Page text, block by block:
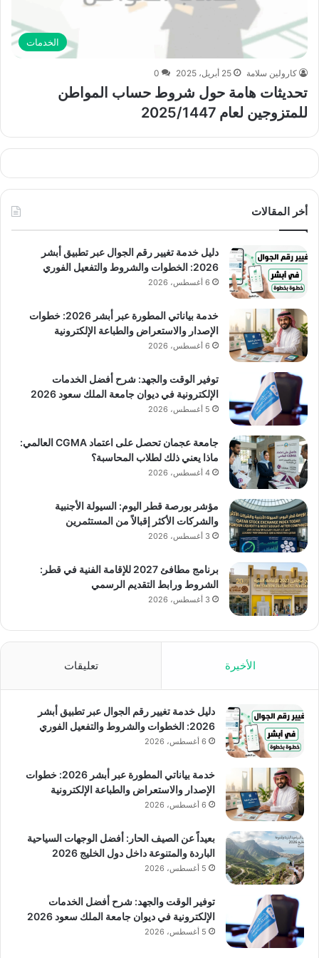
الخدمات
كارولين سلامة 25 أبريل، 2025 0
تحديثات هامة حول شروط حساب المواطن
للمتزوجين لعام 2025/1447
أخر المقالات
دليل خدمة تغيير رقم الجوال عبر تطبيق أبشر
2026: الخطوات والشروط والتفعيل الفوري
6 أغسطس، 2026
خدمة بياناتي المطورة عبر أبشر 2026: خطوات
الإصدار والاستعراض والطباعة الإلكترونية
6 أغسطس، 2026
توفير الوقت والجهد: شرح أفضل الخدمات
الإلكترونية في ديوان جامعة الملك سعود 2026
5 أغسطس، 2026
جامعة عجمان تحصل على اعتماد CGMA العالمي:
ماذا يعني ذلك لطلاب المحاسبة؟
4 أغسطس، 2026
مؤشر بورصة قطر اليوم: السيولة الأجنبية
والشركات الأكثر إقبالاً من المستثمرين
3 أغسطس، 2026
برنامج مطافئ 2027 للإقامة الفنية في قطر:
الشروط ورابط التقديم الرسمي
3 أغسطس، 2026
الأخيرة تعليقات
دليل خدمة تغيير رقم الجوال عبر تطبيق أبشر
2026: الخطوات والشروط والتفعيل الفوري
6 أغسطس، 2026
خدمة بياناتي المطورة عبر أبشر 2026: خطوات
الإصدار والاستعراض والطباعة الإلكترونية
6 أغسطس، 2026
بعيداً عن الصيف الحار: أفضل الوجهات السياحية
الباردة والمتنوعة داخل دول الخليج 2026
5 أغسطس، 2026
توفير الوقت والجهد: شرح أفضل الخدمات
الإلكترونية في ديوان جامعة الملك سعود 2026
5 أغسطس، 2026